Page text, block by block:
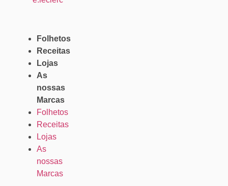
Folhetos
Receitas
Lojas
As
nossas
Marcas
Folhetos
Receitas
Lojas
As
nossas
Marcas